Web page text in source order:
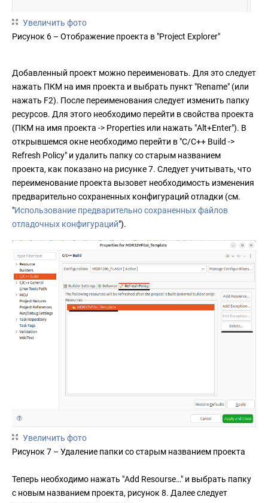
Увеличить фото
Рисунок 6 – Отображение проекта в "Project Explorer"
Добавленный проект можно переименовать. Для это следует
нажать ПКМ на имя проекта и выбрать пункт "Rename" (или
нажать F2). После переименования следует изменить папку
ресурсов. Для этого необходимо перейти в свойства проекта
(ПКМ на имя проекта -> Properties или нажать "Alt+Enter"). В
открывшемся окне необходимо перейти в "C/C++ Build ->
Refresh Policy" и удалить папку со старым названием
проекта, как показано на рисунке 7. Следует учитывать, что
переименование проекта вызовет необходимость изменения
предварительно сохраненных конфигураций отладки (см.
"Использование предварительно сохраненных файлов
отладочных конфигураций").
Увеличить фото
Рисунок 7 – Удаление папки со старым названием проекта
Теперь необходимо нажать "Add Resourse…" и выбрать папку
с новым названием проекта, рисунок 8. Далее следует